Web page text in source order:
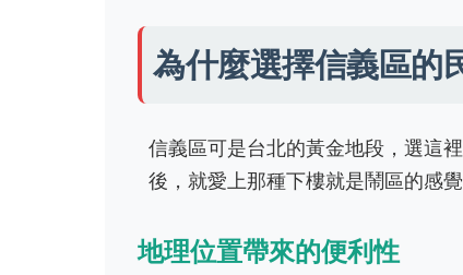
為什麼選擇信義區的
信義區可是台北的黃金地段，選這
後，就愛上那種下樓就是鬧區的感
地理位置帶來的便利性